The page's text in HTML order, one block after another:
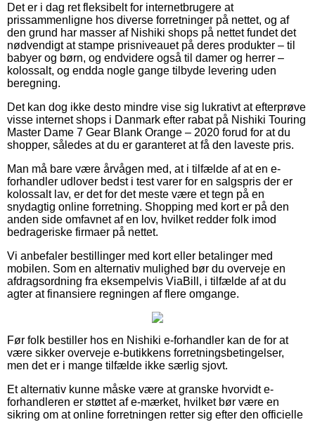
Det er i dag ret fleksibelt for internetbrugere at
prissammenligne hos diverse forretninger på nettet, og af
den grund har masser af Nishiki shops på nettet fundet det
nødvendigt at stampe prisniveauet på deres produkter – til
babyer og børn, og endvidere også til damer og herrer –
kolossalt, og endda nogle gange tilbyde levering uden
beregning.
Det kan dog ikke desto mindre vise sig lukrativt at efterprøve
visse internet shops i Danmark efter rabat på Nishiki Touring
Master Dame 7 Gear Blank Orange – 2020 forud for at du
shopper, således at du er garanteret at få den laveste pris.
Man må bare være årvågen med, at i tilfælde af at en e-
forhandler udlover bedst i test varer for en salgspris der er
kolossalt lav, er det for det meste være et tegn på en
snydagtig online forretning. Shopping med kort er på den
anden side omfavnet af en lov, hvilket redder folk imod
bedrageriske firmaer på nettet.
Vi anbefaler bestillinger med kort eller betalinger med
mobilen. Som en alternativ mulighed bør du overveje en
afdragsordning fra eksempelvis ViaBill, i tilfælde af at du
agter at finansiere regningen af flere omgange.
Før folk bestiller hos en Nishiki e-forhandler kan de for at
være sikker overveje e-butikkens forretningsbetingelser,
men det er i mange tilfælde ikke særlig sjovt.
Et alternativ kunne måske være at granske hvorvidt e-
forhandleren er støttet af e-mærket, hvilket bør være en
sikring om at online forretningen retter sig efter den officielle